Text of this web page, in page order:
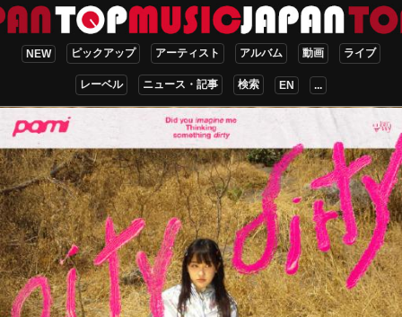
NEW ピックアップ アーティスト アルバム 動画 ライブ
レーベル ニュース・記事 検索 EN ...